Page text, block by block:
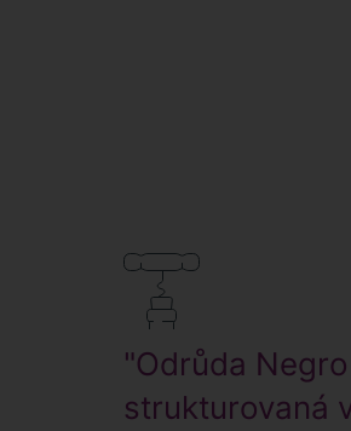
"Odrůda
strukturovaná